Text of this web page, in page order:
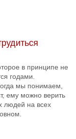
в принципе не
годами.
мы понимаем,
ему можно верить
людей на всех